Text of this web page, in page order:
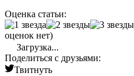
Оценка статьи:
оценок нет)
Загрузка...
Поделиться с друзьями:
Твитнуть